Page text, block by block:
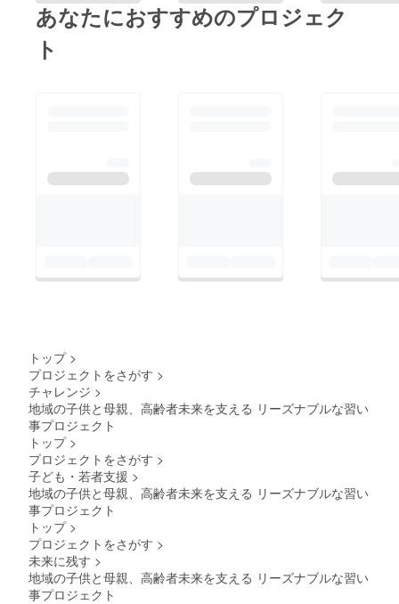
あなたにおすすめのプロジェク
ト
トップ >
プロジェクトをさがす >
チャレンジ >
地域の子供と母親、高齢者未来を支える リーズナブルな習い
事プロジェクト
トップ >
プロジェクトをさがす >
子ども・若者支援 >
地域の子供と母親、高齢者未来を支える リーズナブルな習い
事プロジェクト
トップ >
プロジェクトをさがす >
未来に残す >
地域の子供と母親、高齢者未来を支える リーズナブルな習い
事プロジェクト